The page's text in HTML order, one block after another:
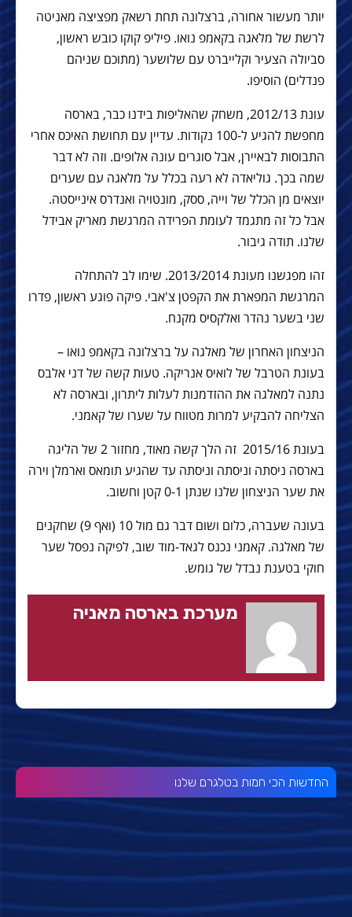
יותר מעשור אחורה, ברצלונה תחת רשאק מפציצה מאניטה
לרשת של מלאגה בקאמפ נואו. פיליפ קוקו כובש ראשון,
סביולה הצעיר וקלייברט עם שלושער (מתוכם שניהם
פנדלים) הוסיפו.
עונת 2012/13, משחק שהאליפות בידנו כבר, בארסה
מחפשת להגיע ל-100 נקודות. עדיין עם תחושת האיכס אחרי
התבוסות לבאיירן, אבל סוגרים עונה אלופים. וזה לא דבר
שמה בכך. גוליאדה לא רעה בכלל על מלאגה עם שערים
יוצאים מן הכלל של וייה, ססק, מונטויה ואנדרס אינייסטה.
אבל כל זה מתגמד לעומת הפרידה המרגשת מאריק אבידל
שלנו. תודה גיבור.
זהו מפגשנו מעונת 2013/2014. שימו לב להתחלה
המרגשת המפארת את הקפטן צ'אבי. פיקה פוגע ראשון, פדרו
שני בשער נהדר ואלקסיס מקנח.
הניצחון האחרון של מאלגה על ברצלונה בקאמפ נואו –
בעונת הטרבל של לואיס אנריקה. טעות קשה של דני אלבס
נתנה למאלגה את ההזדמנות לעלות ליתרון, ובארסה לא
הצליחה להבקיע למרות מטווח על שערו של קאמני.
בעונת 2015/16 זה הלך קשה מאוד, מחזור 2 של הליגה
בארסה ניסתה וניסתה וניסתה עד שהגיע תומאס וארמלן וירה
את שער הניצחון שלנו שנתן 0-1 קטן וחשוב.
בעונה שעברה, כלום ושום דבר גם מול 10 (ואף 9) שחקנים
של מאלגה. קאמני נכנס לגאד-מוד שוב, לפיקה נפסל שער
חוקי בטענת נבדל של גומש.
מערכת בארסה מאניה
החדשות הכי חמות בטלגרם שלנו